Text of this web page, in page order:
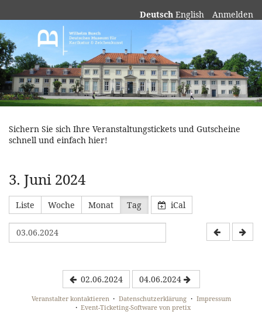
Deutsch English Anmelden
Museum
Wilhelm
Busch
Sichern Sie sich Ihre Veranstaltungstickets und Gutscheine
schnell und einfach hier!
3. Juni 2024
Liste Woche Monat Tag iCal
02.06.2024 04.06.2024
Veranstalter kontaktieren Datenschutzerklärung
Impressum
Event-Ticketing-Software von pretix